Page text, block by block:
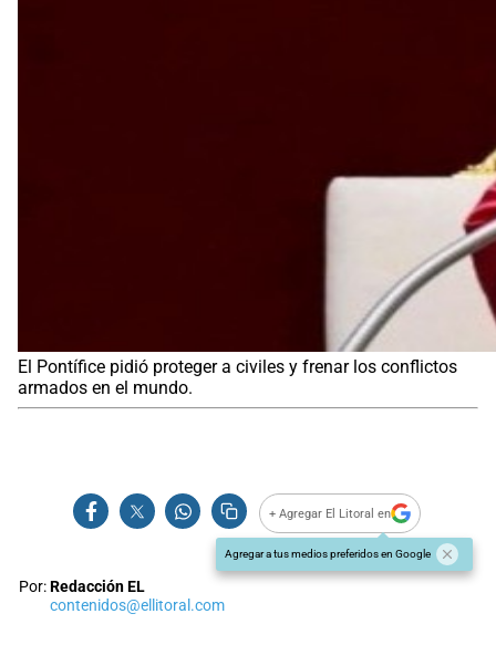
El Pontífice pidió proteger a civiles y frenar los conflictos
armados en el mundo.
+ Agregar El Litoral en
Agregar a tus medios preferidos en Google
Por:Redacción EL
contenidos@ellitoral.com